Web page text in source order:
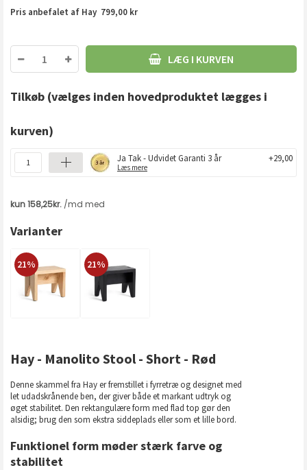
Pris anbefalet af Hay 799,00 kr
LÆG I KURVEN
Tilkøb (vælges inden hovedproduktet lægges i
kurven)
Ja Tak - Udvidet Garanti 3 år
Læs mere
+29,00
Varianter
21% 21%
Hay - Manolito Stool - Short - Rød
Denne skammel fra Hay er fremstillet i fyrretræ og designet med
let udadskrånende ben, der giver både et markant udtryk og
øget stabilitet. Den rektangulære form med flad top gør den
alsidig; brug den som ekstra siddeplads eller som et lille bord.
Funktionel form møder stærk farve og
stabilitet